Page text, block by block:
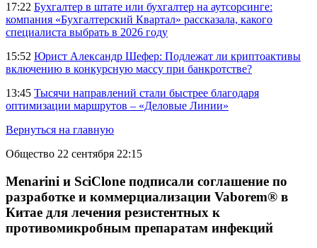
17:22 Бухгалтер в штате или бухгалтер на аутсорсинге:
компания «Бухгалтерский Квартал» рассказала, какого
специалиста выбрать в 2026 году
15:52 Юрист Александр Шефер: Подлежат ли криптоактивы
включению в конкурсную массу при банкротстве?
13:45 Тысячи направлений стали быстрее благодаря
оптимизации маршрутов – «Деловые Линии»
Вернуться на главную
Общество 22 сентября 22:15
Menarini и SciClone подписали соглашение по
разработке и коммерциализации Vaborem® в
Китае для лечения резистентных к
противомикробным препаратам инфекций